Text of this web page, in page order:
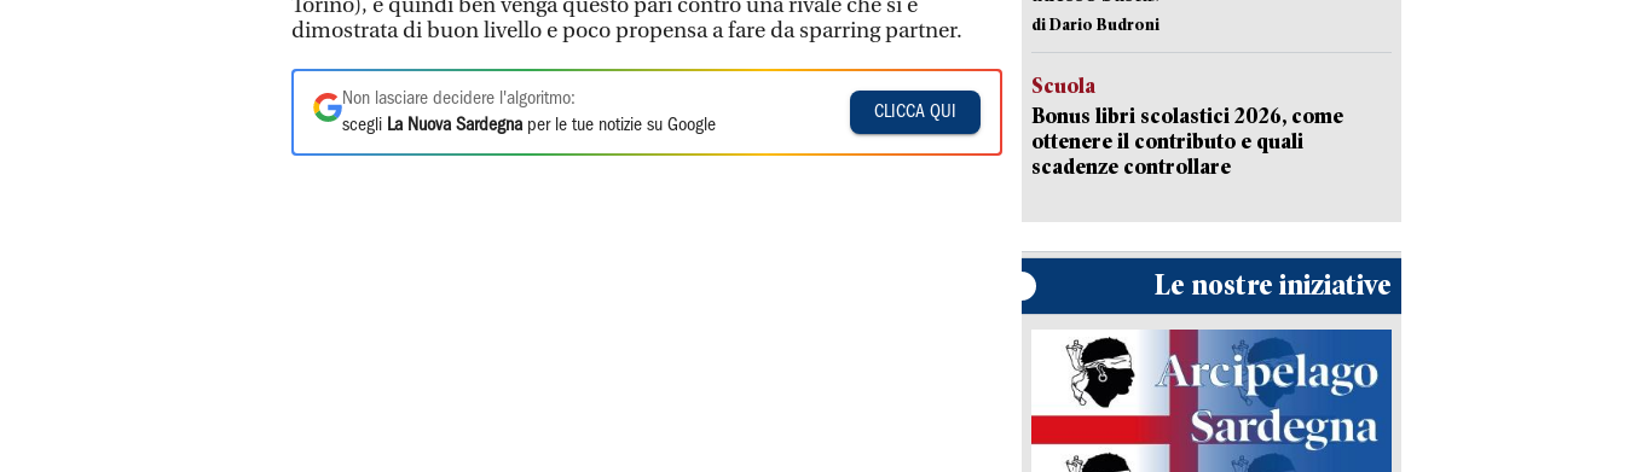
dimostrata di buon livello e poco propensa a fare da sparring partner.
Non lasciare decidere l'algoritmo:
scegli La Nuova Sardegna per le tue notizie su Google
CLICCA QUI
di Dario Budroni
Scuola
Bonus libri scolastici 2026, come
ottenere il contributo e quali
scadenze controllare
Le nostre iniziative